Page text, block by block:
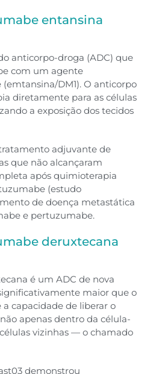
entansina
anticorpo-droga (ADC) que
com um agente
DM1). O anticorpo
diretamente para as células
a exposição dos tecidos
adjuvante de
que não alcançaram
após quimioterapia
(estudo
de doença metastática
e pertuzumabe.
deruxtecana
é um ADC de nova
maior que o
a capacidade de liberar o
apenas dentro da célula-
vizinhas — o chamado
demonstrou